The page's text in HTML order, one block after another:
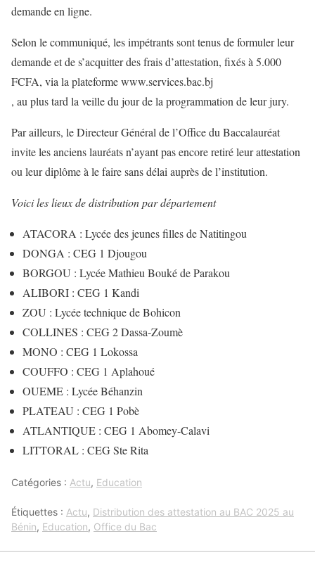
demande en ligne.
Selon le communiqué, les impétrants sont tenus de formuler leur
demande et de s’acquitter des frais d’attestation, fixés à 5.000
FCFA, via la plateforme www.services.bac.bj
, au plus tard la veille du jour de la programmation de leur jury.
Par ailleurs, le Directeur Général de l’Office du Baccalauréat
invite les anciens lauréats n’ayant pas encore retiré leur attestation
ou leur diplôme à le faire sans délai auprès de l’institution.
Voici les lieux de distribution par département
ATACORA : Lycée des jeunes filles de Natitingou
DONGA : CEG 1 Djougou
BORGOU : Lycée Mathieu Bouké de Parakou
ALIBORI : CEG 1 Kandi
ZOU : Lycée technique de Bohicon
COLLINES : CEG 2 Dassa-Zoumè
MONO : CEG 1 Lokossa
COUFFO : CEG 1 Aplahoué
OUEME : Lycée Béhanzin
PLATEAU : CEG 1 Pobè
ATLANTIQUE : CEG 1 Abomey-Calavi
LITTORAL : CEG Ste Rita
Catégories : Actu, Education
Étiquettes : Actu, Distribution des attestation au BAC 2025 au
Bénin, Education, Office du Bac